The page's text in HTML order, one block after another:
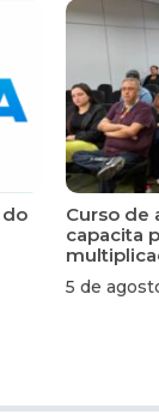
do
Curso de
capacita
5 de